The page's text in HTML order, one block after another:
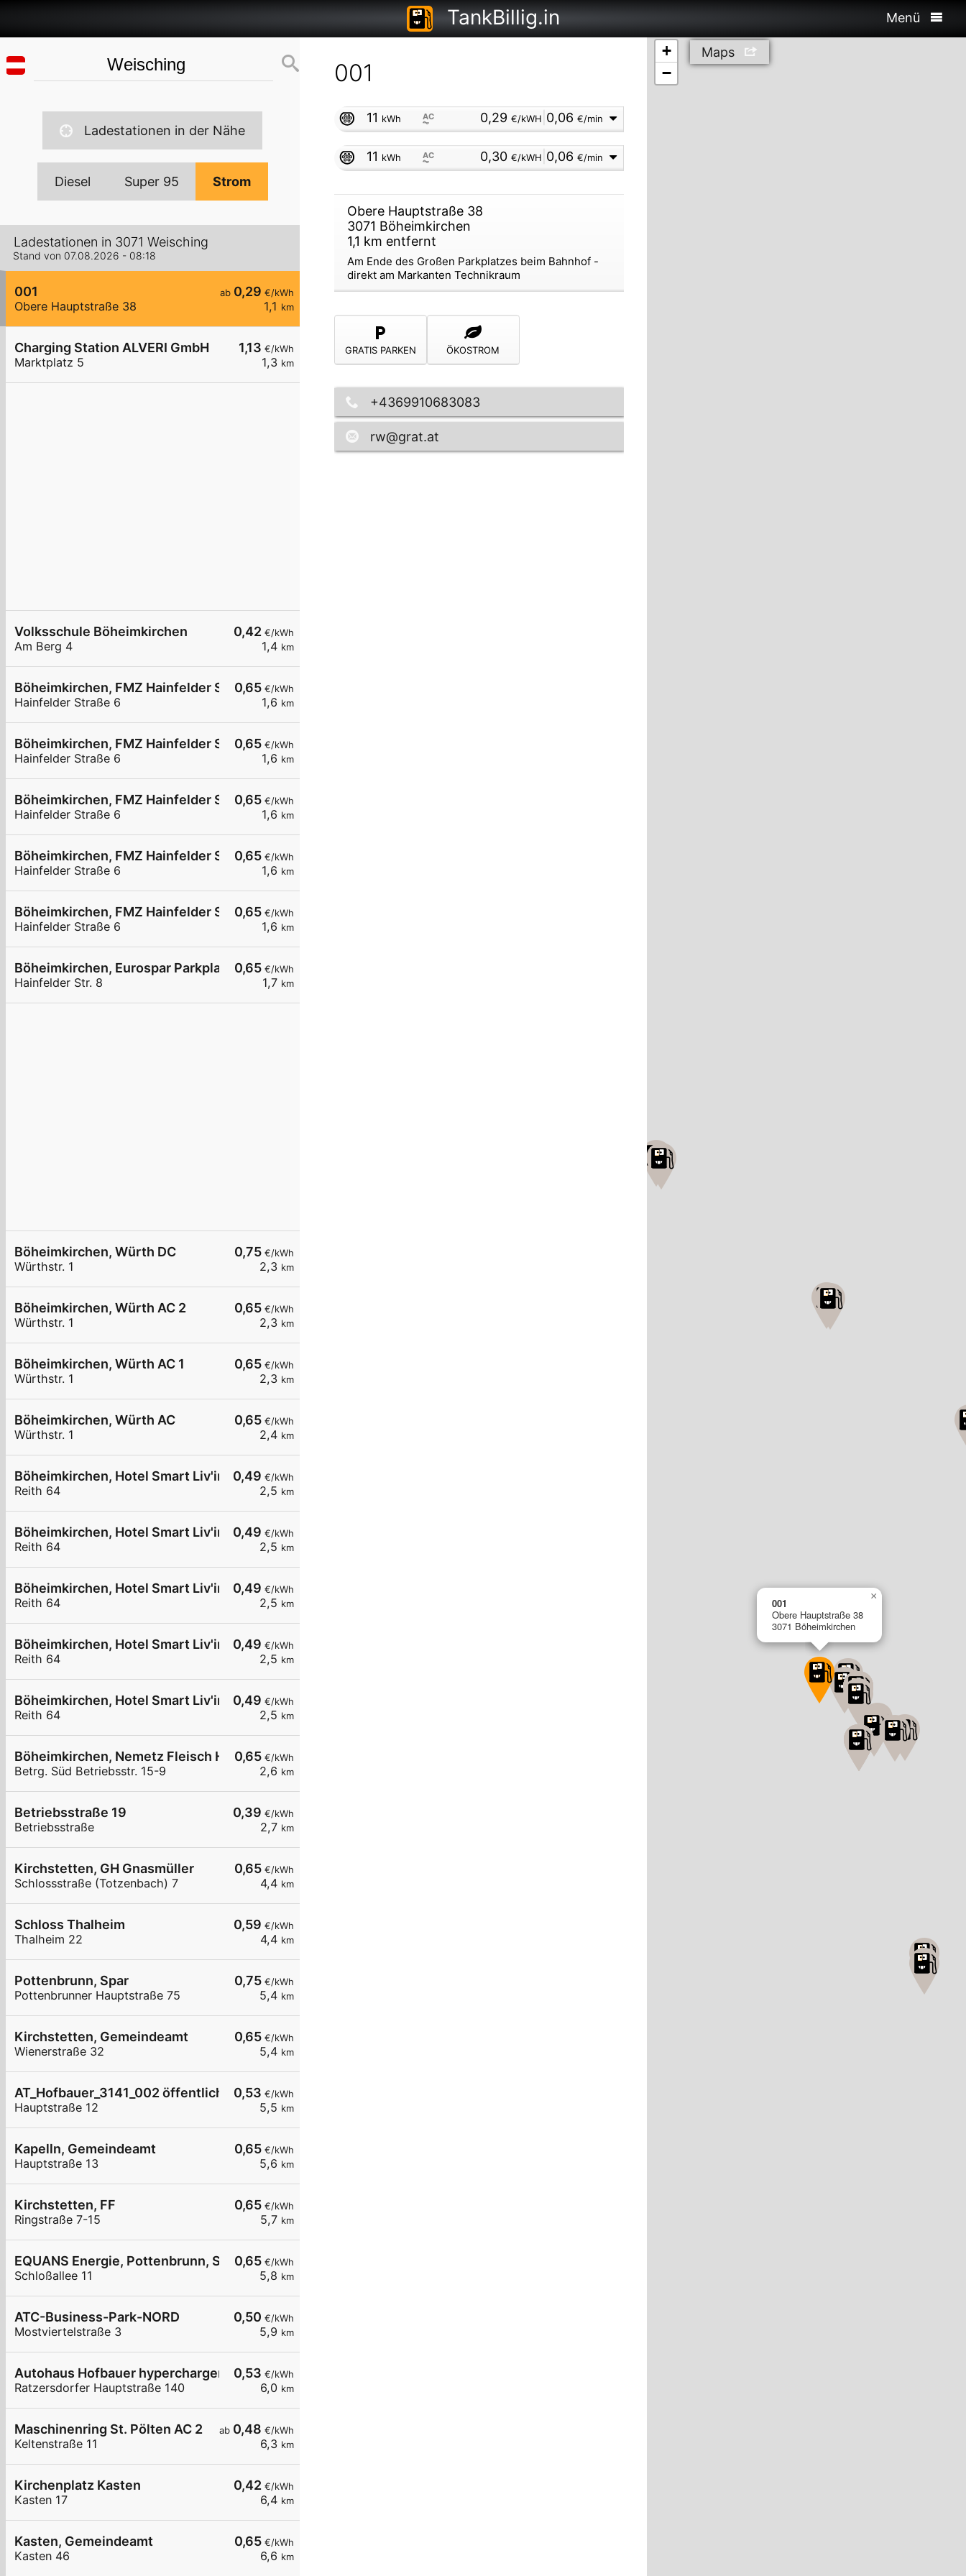
TankBillig.in Menü
Ladestationen in der Nähe
Diesel Super 95 Strom
Ladestationen in 3071 Weisching
Stand von 07.08.2026 - 08:18
ab 0,29 €/kWh
1,1 km
001
Obere Hauptstraße 38
1,13 €/kWh
1,3 km
Charging Station ALVERI GmbH
Marktplatz 5
0,42€/kWh
1,4 km
Volksschule Böheimkirchen
Am Berg 4
0,65€/kWh
1,6 km
Böheimkirchen, FMZ Hainfelder Str.
Hainfelder Straße 6
0,65€/kWh
1,6 km
Böheimkirchen, FMZ Hainfelder Str.
Hainfelder Straße 6
0,65€/kWh
1,6 km
Böheimkirchen, FMZ Hainfelder Str.
Hainfelder Straße 6
0,65€/kWh
1,6 km
Böheimkirchen, FMZ Hainfelder Str.
Hainfelder Straße 6
0,65€/kWh
1,6 km
Böheimkirchen, FMZ Hainfelder Str.
Hainfelder Straße 6
0,65€/kWh
1,7 km
Böheimkirchen, Eurospar Parkplatz
Hainfelder Str. 8
0,75€/kWh
2,3 km
Böheimkirchen, Würth DC
Würthstr. 1
0,65€/kWh
2,3 km
Böheimkirchen, Würth AC 2
Würthstr. 1
0,65€/kWh
2,3 km
Böheimkirchen, Würth AC 1
Würthstr. 1
0,65€/kWh
2,4 km
Böheimkirchen, Würth AC
Würthstr. 1
0,49 €/kWh
2,5 km
Böheimkirchen, Hotel Smart Liv'in
Reith 64
0,49 €/kWh
2,5 km
Böheimkirchen, Hotel Smart Liv'in
Reith 64
0,49 €/kWh
2,5 km
Böheimkirchen, Hotel Smart Liv'in
Reith 64
0,49 €/kWh
2,5 km
Böheimkirchen, Hotel Smart Liv'in
Reith 64
0,49 €/kWh
2,5 km
Böheimkirchen, Hotel Smart Liv'in
Reith 64
0,65€/kWh
2,6 km
Böheimkirchen, Nemetz Fleisch HandelsgesmbH
Betrg. Süd Betriebsstr. 15-9
0,39 €/kWh
2,7 km
Betriebsstraße 19
Betriebsstraße
0,65€/kWh
4,4 km
Kirchstetten, GH Gnasmüller
Schlossstraße (Totzenbach) 7
0,59 €/kWh
4,4 km
Schloss Thalheim
Thalheim 22
0,75€/kWh
5,4 km
Pottenbrunn, Spar
Pottenbrunner Hauptstraße 75
0,65€/kWh
5,4 km
Kirchstetten, Gemeindeamt
Wienerstraße 32
0,53 €/kWh
5,5 km
AT_Hofbauer_3141_002 öffentlich
Hauptstraße 12
0,65€/kWh
5,6 km
Kapelln, Gemeindeamt
Hauptstraße 13
0,65€/kWh
5,7 km
Kirchstetten, FF
Ringstraße 7-15
0,65€/kWh
5,8 km
EQUANS Energie, Pottenbrunn, Schlossalle
Schloßallee 11
0,50 €/kWh
5,9 km
ATC-Business-Park-NORD
Mostviertelstraße 3
0,53 €/kWh
6,0 km
Autohaus Hofbauer hypercharger 50 kW
Ratzersdorfer Hauptstraße 140
ab 0,48 €/kWh
6,3 km
Maschinenring St. Pölten AC 2
Keltenstraße 11
0,42€/kWh
6,4 km
Kirchenplatz Kasten
Kasten 17
0,65€/kWh
6,6 km
Kasten, Gemeindeamt
Kasten 46
001
11 kWh AC
⏦ 0,29 €/kWH 0,06 €/min
11 kWh AC
⏦ 0,30 €/kWH 0,06 €/min
Obere Hauptstraße 38
3071 Böheimkirchen
1,1 km entfernt
Am Ende des Großen Parkplatzes beim Bahnhof -
direkt am Markanten Technikraum
GRATIS PARKEN ÖKOSTROM
+4369910683083
rw@grat.at
001
Obere Hauptstraße 38
3071 Böheimkirchen
×
+
−
Maps